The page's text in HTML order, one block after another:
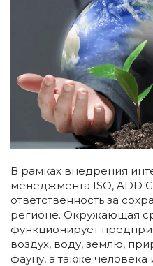
В рамках внедрения
менеджмента ISO, ADD
ответственность за
регионе. Окружающая
функционирует
воздух, воду, землю,
фауну, а также